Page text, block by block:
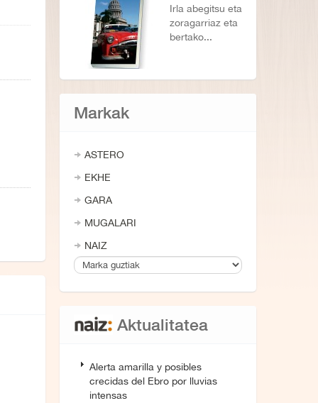
Irla abegitsu eta
zoragarriaz eta
bertako...
Markak
ASTERO
EKHE
GARA
MUGALARI
NAIZ
Aktualitatea
Alerta amarilla y posibles
crecidas del Ebro por lluvias
intensas